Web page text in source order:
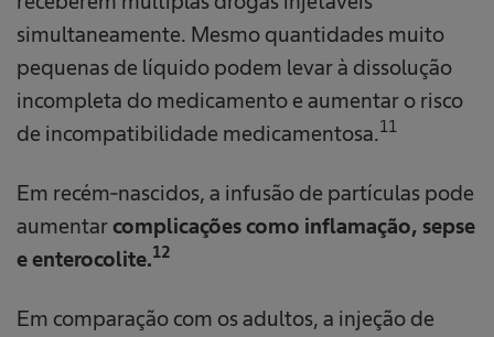
simultaneamente. Mesmo quantidades muito
pequenas de líquido podem levar à dissolução
incompleta do medicamento e aumentar o risco
de incompatibilidade medicamentosa.11
Em recém-nascidos, a infusão de partículas pode
aumentarcomplicações como inflamação, sepse
e enterocolite.12
Em comparação com os adultos, a injeção de